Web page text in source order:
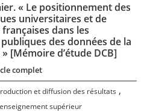
« Le positionnement des
universitaires et de
dans les
des données de la
[Mémoire d’étude DCB]
complet
et diffusion des résultats ,
supérieur